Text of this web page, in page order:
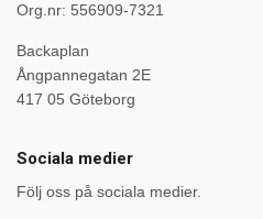
Org.nr: 556909-7321
Backaplan
Ångpannegatan 2E
417 05 Göteborg
Sociala medier
Följ oss på sociala medier.